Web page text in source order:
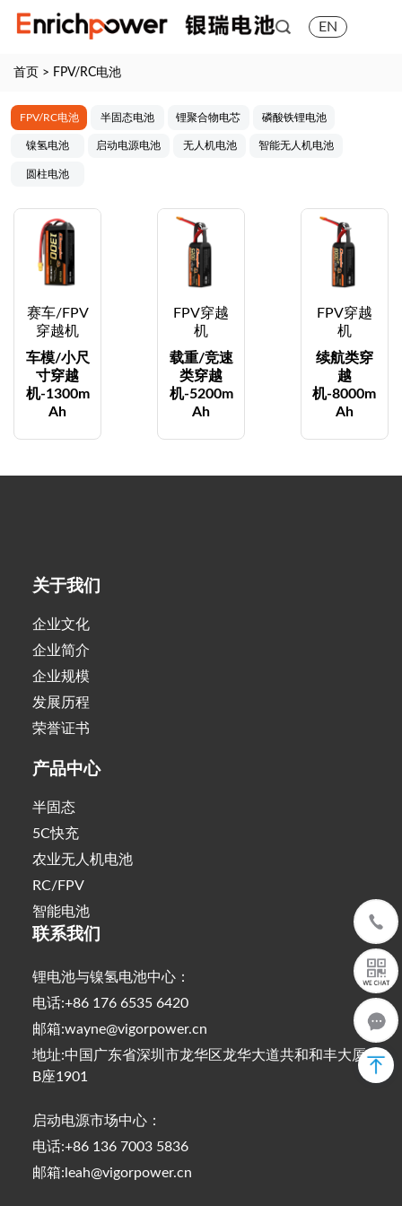
EN
首页 > FPV/RC电池
FPV/RC电池 半固态电池 锂聚合物电芯 磷酸铁锂电池
镍氢电池 启动电源电池 无人机电池 智能无人机电池
圆柱电池
赛车/FPV
穿越机
车模/小尺
寸穿越
机-1300m
Ah
FPV穿越
机
载重/竞速
类穿越
机-5200m
Ah
FPV穿越
机
续航类穿
越
机-8000m
Ah
关于我们
企业文化
企业简介
企业规模
发展历程
荣誉证书
产品中心
半固态
5C快充
农业无人机电池
RC/FPV
智能电池
联系我们
锂电池与镍氢电池中心：
电话:+86 176 6535 6420
邮箱:wayne@vigorpower.cn
地址:中国广东省深圳市龙华区龙华大道共和和丰大厦
B座1901
启动电源市场中心：
电话:+86 136 7003 5836
邮箱:leah@vigorpower.cn